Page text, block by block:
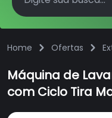
Home Ofertas
Máquina de
com Ciclo Tira
Ciclo Antibolinha